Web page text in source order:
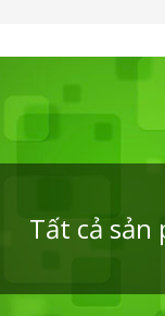
Tất cả sản